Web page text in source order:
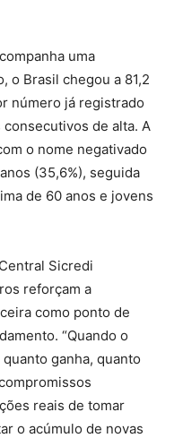
uma
o Brasil chegou a 81,2
número já registrado
de alta. A
o nome negativado
(35,6%), seguida
de 60 anos e jovens
Sicredi
reforçam a
como ponto de
“Quando o
ganha, quanto
reais de tomar
o acúmulo de novas